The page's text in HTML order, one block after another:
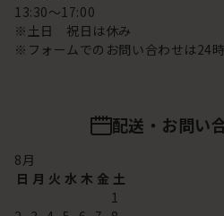
13:30～17:00
※土日 祝日は休み
※フォームでのお問い合わせは24時
配送・お問い
8月
日 月 火 水 木 金 土
1